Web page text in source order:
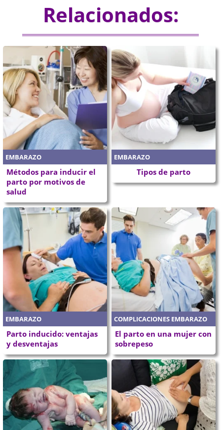
Relacionados:
EMBARAZO
Métodos para inducir el
parto por motivos de
salud
EMBARAZO
Tipos de parto
EMBARAZO
Parto inducido: ventajas
y desventajas
COMPLICACIONES EMBARAZO
El parto en una mujer con
sobrepeso